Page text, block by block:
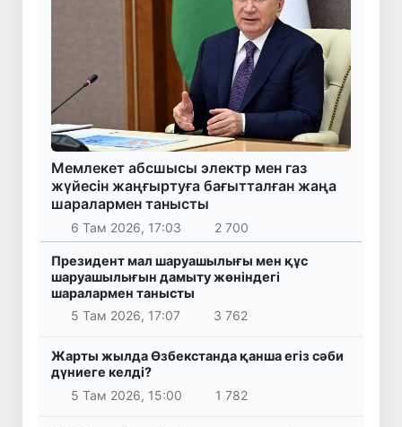
Мемлекет абсшысы электр мен газ
жүйесін жаңғыртуға бағытталған жаңа
шаралармен танысты
6 Там 2026, 17:03 2 700
Президент мал шаруашылығы мен құс
шаруашылығын дамыту жөніндегі
шаралармен танысты
5 Там 2026, 17:07
3 762
Жарты жылда Өзбекстанда қанша егіз сәби
дүниеге келді?
5 Там 2026, 15:00
1 782